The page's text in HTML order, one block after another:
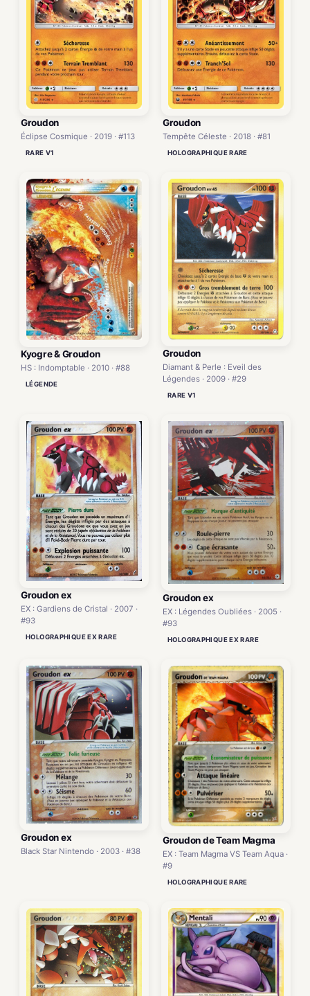
Groudon
Éclipse Cosmique · 2019 · #113
RARE V1
Groudon
Tempête Céleste · 2018 · #81
HOLOGRAPHIQUE RARE
Kyogre & Groudon
HS : Indomptable · 2010 · #88
LÉGENDE
Groudon
Diamant & Perle : Eveil des
Légendes · 2009 · #29
RARE V1
Groudon ex
EX : Gardiens de Cristal · 2007 ·
#93
HOLOGRAPHIQUE EX RARE
Groudon ex
EX : Légendes Oubliées · 2005 ·
#93
HOLOGRAPHIQUE EX RARE
Groudon ex
Black Star Nintendo · 2003 · #38
Groudon de Team Magma
EX : Team Magma VS Team Aqua ·
#9
HOLOGRAPHIQUE RARE